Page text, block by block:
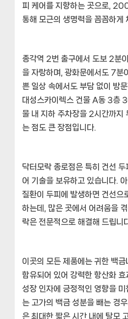
피 케어 를 지향하는 곳으로,
통해 모근의 생명력을 꼼꼼하게
종각역 2번 출구에서 도보 2분
을 자랑하며, 광화문에서도 7분
쁜 일상 속에서도 부담 없이 방문
대성스카이렉스 건물 A동 3층
물 내 지하 주차장을 2시간까지
는 점도 큰 장점입니다.
닥터모락 종로점은 특히 건선 두
어 기술을 보유하고 있습니다.
질환이 두피에 발생하면 건선으
하는데, 많은 곳에서 어려움을
락은 전문적으로 해결해 드립니
이곳의 모든 제품에는 귀한 백금
함유되어 있어 강력한 항산화
성장 인자에 긍정적인 영향을 미
는 고가의 백금 성분을 빼는 경
은 최대한 짧은 시간 내에 탈모